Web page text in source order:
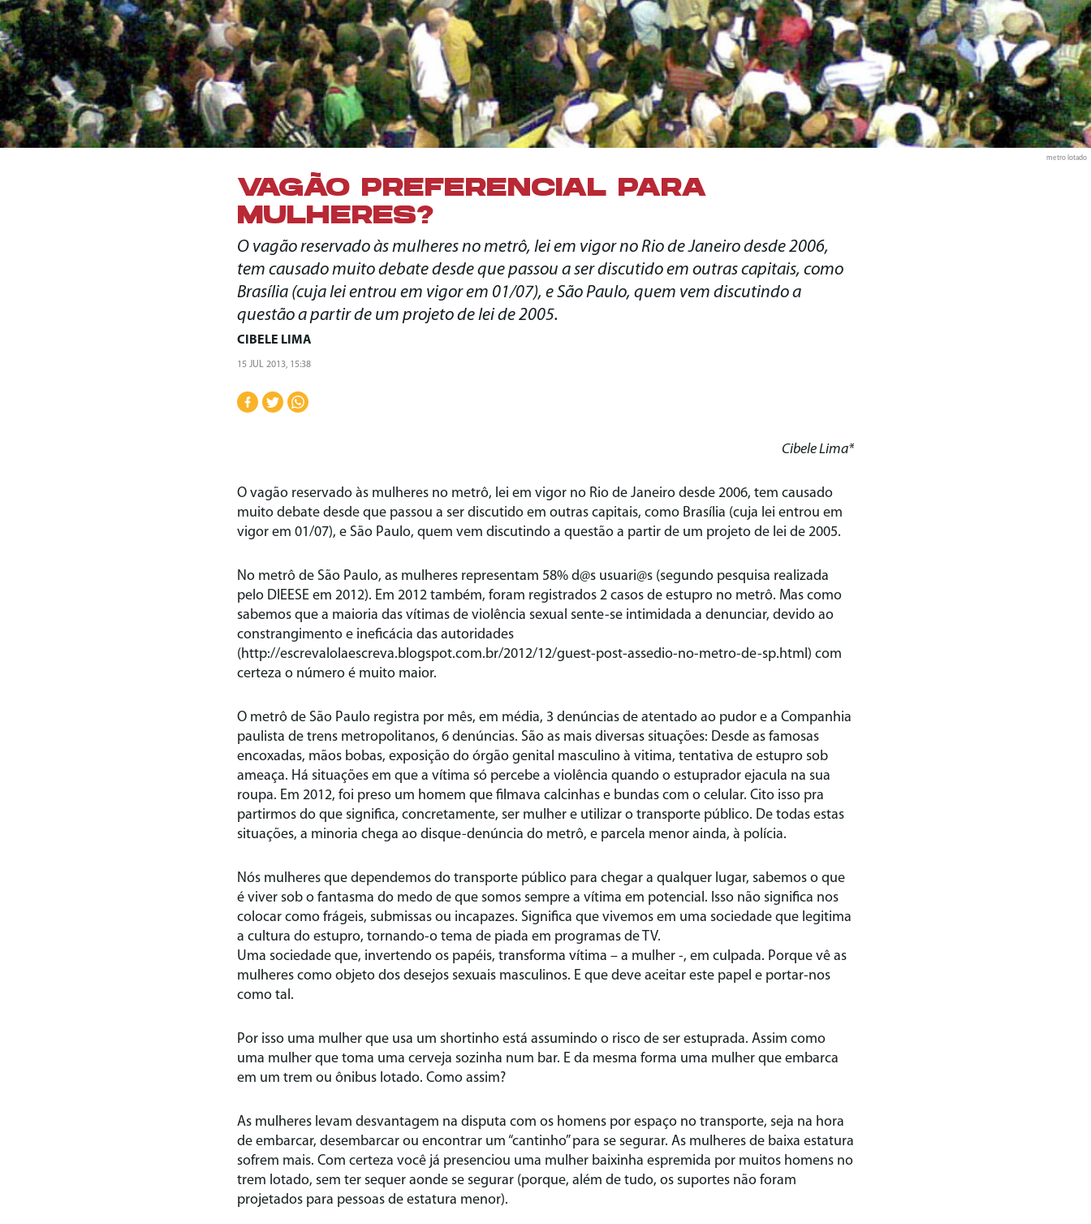
metro lotado
VAGÃO PREFERENCIAL PARA
MULHERES?
O vagão reservado às mulheres no metrô, lei em vigor no Rio de Janeiro desde 2006,
tem causado muito debate desde que passou a ser discutido em outras capitais, como
Brasília (cuja lei entrou em vigor em 01/07), e São Paulo, quem vem discutindo a
questão a partir de um projeto de lei de 2005.
CIBELE LIMA
15 JUL 2013, 15:38
Cibele Lima*
O vagão reservado às mulheres no metrô, lei em vigor no Rio de Janeiro desde 2006, tem causado
muito debate desde que passou a ser discutido em outras capitais, como Brasília (cuja lei entrou em
vigor em 01/07), e São Paulo, quem vem discutindo a questão a partir de um projeto de lei de 2005.
No metrô de São Paulo, as mulheres representam 58% d@s usuari@s (segundo pesquisa realizada
pelo DIEESE em 2012). Em 2012 também, foram registrados 2 casos de estupro no metrô. Mas como
sabemos que a maioria das vítimas de violência sexual sente-se intimidada a denunciar, devido ao
constrangimento e ineficácia das autoridades
(http://escrevalolaescreva.blogspot.com.br/2012/12/guest-post-assedio-no-metro-de-sp.html) com
certeza o número é muito maior.
O metrô de São Paulo registra por mês, em média, 3 denúncias de atentado ao pudor e a Companhia
paulista de trens metropolitanos, 6 denúncias. São as mais diversas situações: Desde as famosas
encoxadas, mãos bobas, exposição do órgão genital masculino à vitima, tentativa de estupro sob
ameaça. Há situações em que a vítima só percebe a violência quando o estuprador ejacula na sua
roupa. Em 2012, foi preso um homem que filmava calcinhas e bundas com o celular. Cito isso pra
partirmos do que significa, concretamente, ser mulher e utilizar o transporte público. De todas estas
situações, a minoria chega ao disque-denúncia do metrô, e parcela menor ainda, à polícia.
Nós mulheres que dependemos do transporte público para chegar a qualquer lugar, sabemos o que
é viver sob o fantasma do medo de que somos sempre a vítima em potencial. Isso não significa nos
colocar como frágeis, submissas ou incapazes. Significa que vivemos em uma sociedade que legitima
a cultura do estupro, tornando-o tema de piada em programas de TV.
Uma sociedade que, invertendo os papéis, transforma vítima – a mulher -, em culpada. Porque vê as
mulheres como objeto dos desejos sexuais masculinos. E que deve aceitar este papel e portar-nos
como tal.
Por isso uma mulher que usa um shortinho está assumindo o risco de ser estuprada. Assim como
uma mulher que toma uma cerveja sozinha num bar. E da mesma forma uma mulher que embarca
em um trem ou ônibus lotado. Como assim?
As mulheres levam desvantagem na disputa com os homens por espaço no transporte, seja na hora
de embarcar, desembarcar ou encontrar um “cantinho” para se segurar. As mulheres de baixa estatura
sofrem mais. Com certeza você já presenciou uma mulher baixinha espremida por muitos homens no
trem lotado, sem ter sequer aonde se segurar (porque, além de tudo, os suportes não foram
projetados para pessoas de estatura menor).